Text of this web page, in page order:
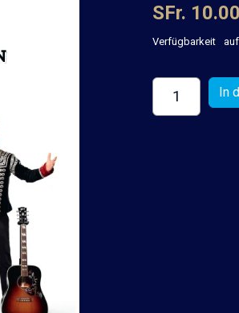
SFr. 10.00
Verfügbarkeit